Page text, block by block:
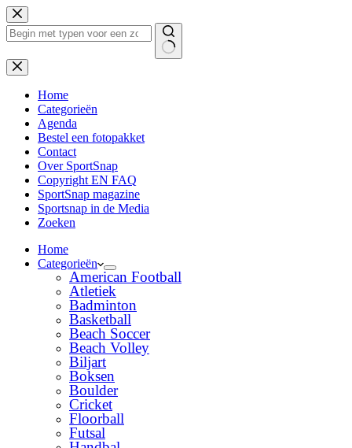
Ga
naar
de
Geen
resultaten
Home
Categorieën
Agenda
Bestel een fotopakket
Contact
Over SportSnap
Copyright EN FAQ
SportSnap magazine
Sportsnap in de Media
Zoeken
Home
Categorieën
American Football
Atletiek
Badminton
Basketball
Beach Soccer
Beach Volley
Biljart
Boksen
Boulder
Cricket
Floorball
Futsal